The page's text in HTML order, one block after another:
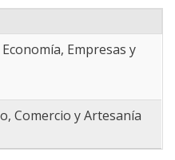
-4.8834228515625
-4.9493408203125
38.623908948333,
38.365951588109,
-3.8177490234375
-3.3013916015625
Empresas y
Comercio y Artesanía